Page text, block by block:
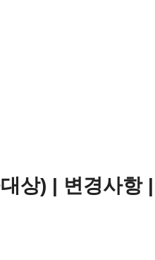
상) | 변경사항